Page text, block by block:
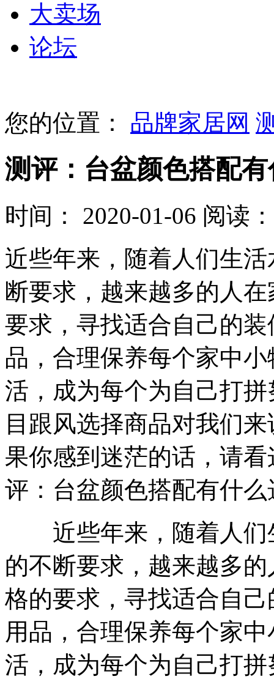
大卖场
论坛
您的位置： 品牌家居网
测评：台盆颜色搭配
时间： 2020-01-06 阅读
近些年来，随着人们生
断要求，越来越多的人
要求，寻找适合自己的
品，合理保养每个家中
活，成为每个为自己打
目跟风选择商品对我们
果你感到迷茫的话，请
评：台盆颜色搭配有什么
近些年来，随着人们
的不断要求，越来越多
格的要求，寻找适合自
用品，合理保养每个家
活，成为每个为自己打